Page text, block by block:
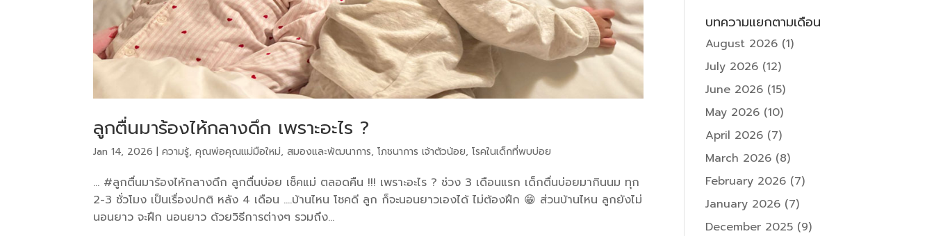
ลูกตื่นมาร้องไห้กลางดึก เพราะอะไร ?
Jan 14, 2026 |ความรู้,คุณพ่อคุณแม่มือใหม่,สมองและพัฒนาการ,โภชนาการ เจ้าตัวน้อย,โรคในเด็กที่พบบ่อย
… #ลูกตื่นมาร้องไห้กลางดึก ลูกตื่นบ่อย เช็คแม่ ตลอดคืน !!! เพราะอะไร ? ช่วง 3 เดือนแรก เด็กตื่นบ่อยมากินนม ทุก
2-3 ชั่วโมง เป็นเรื่องปกติ หลัง 4 เดือน ….บ้านไหน โชคดี ลูก ก็จะนอนยาวเองได้ ไม่ต้องฝึก 😁 ส่วนบ้านไหน ลูกยังไม่
นอนยาว จะฝึก นอนยาว ด้วยวิธีการต่างๆ รวมถึง...
บทความแยกตามเดือน
August 2026 (1)
July 2026 (12)
June 2026 (15)
May 2026 (10)
April 2026 (7)
March 2026 (8)
February 2026 (7)
January 2026 (7)
December 2025 (9)